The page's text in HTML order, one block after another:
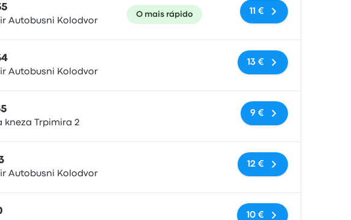
Autobusni Kolodvor
O mais rápido 11 €
Autobusni Kolodvor
Sem etiquetas
13 €
kneza Trpimira 2
Sem etiquetas
9 €
Autobusni Kolodvor
Sem etiquetas
12 €
Sem etiquetas
10 €